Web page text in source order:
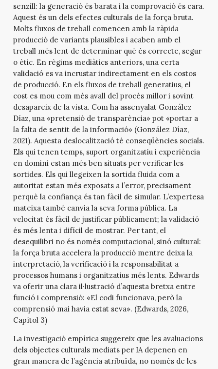
senzill: la generació és barata i la comprovació és cara.
Aquest és un dels efectes culturals de la força bruta.
Molts fluxos de treball comencen amb la ràpida
producció de variants plausibles i acaben amb el
treball més lent de determinar què és correcte, segur
o ètic. En règims mediàtics anteriors, una certa
validació es va incrustar indirectament en els costos
de producció. En els fluxos de treball generatius, el
cost es mou com més avall del procés millor i sovint
desapareix de la vista. Com ha assenyalat González
Díaz, una «pretensió de transparència» pot «portar a
la falta de sentit de la informació» (González Díaz,
2021). Aquesta deslocalització té conseqüències socials.
Els qui tenen temps, suport organitzatiu i experiència
en domini estan més ben situats per verificar les
sortides. Els qui llegeixen la sortida fluida com a
autoritat estan més exposats a l’error, precisament
perquè la confiança és tan fàcil de simular. L’expertesa
mateixa també canvia la seva forma pública. La
velocitat és fàcil de justificar públicament; la validació
és més lenta i difícil de mostrar. Per tant, el
desequilibri no és només computacional, sinó cultural:
la força bruta accelera la producció mentre deixa la
interpretació, la verificació i la responsabilitat a
processos humans i organitzatius més lents. Edwards
va oferir una clara il·lustració d’aquesta bretxa entre
funció i comprensió: «El codi funcionava, però la
comprensió mai havia estat seva». (Edwards, 2026,
Capítol 3)
La investigació empírica suggereix que les avaluacions
dels objectes culturals mediats per IA depenen en
gran manera de l’agència atribuïda, no només de les